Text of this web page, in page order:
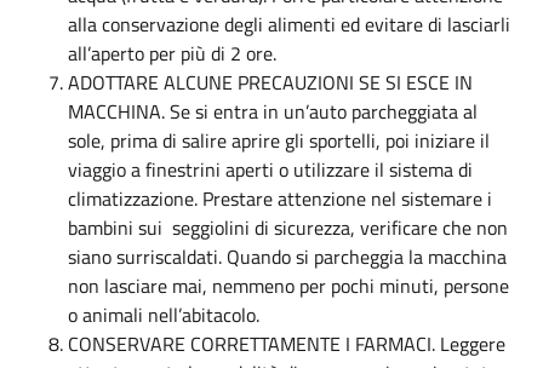
alla conservazione degli alimenti ed evitare di lasciarli
all’aperto per più di 2 ore.
ADOTTARE ALCUNE PRECAUZIONI SE SI ESCE IN
MACCHINA. Se si entra in un’auto parcheggiata al
sole, prima di salire aprire gli sportelli, poi iniziare il
viaggio a finestrini aperti o utilizzare il sistema di
climatizzazione. Prestare attenzione nel sistemare i
bambini sui seggiolini di sicurezza, verificare che non
siano surriscaldati. Quando si parcheggia la macchina
non lasciare mai, nemmeno per pochi minuti, persone
o animali nell’abitacolo.
CONSERVARE CORRETTAMENTE I FARMACI. Leggere